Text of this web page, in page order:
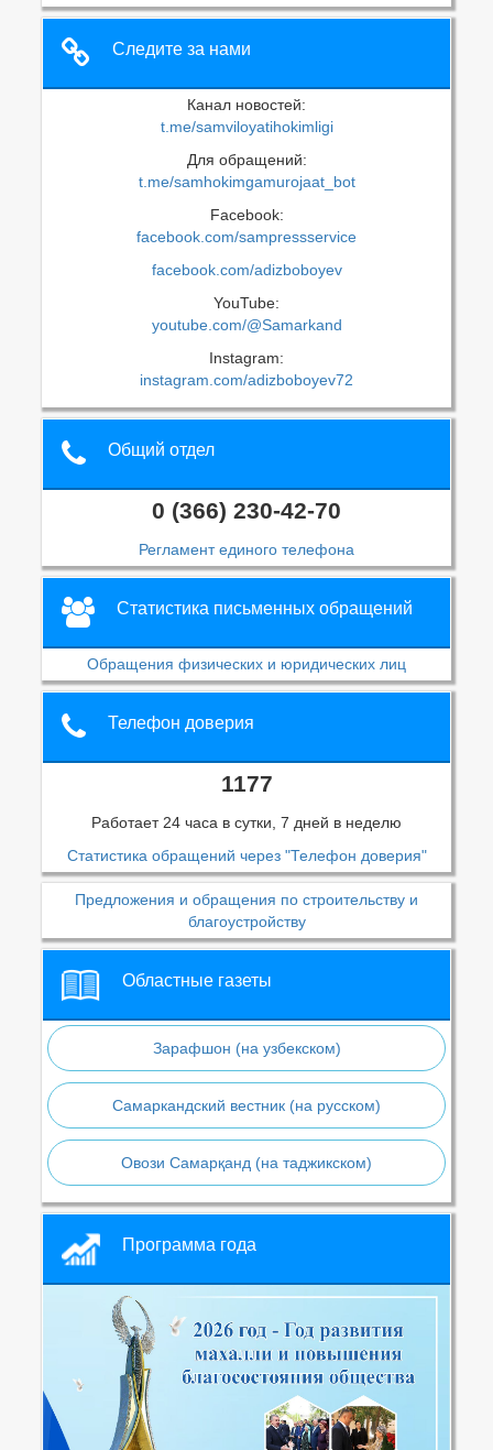
Следите за нами
Канал новостей:
t.me/samviloyatihokimligi
Для обращений:
t.me/samhokimgamurojaat_bot
Facebook:
facebook.com/sampressservice
facebook.com/adizboboyev
YouTube:
youtube.com/@Samarkand
Instagram:
instagram.com/adizboboyev72
Общий отдел
0 (366) 230-42-70
Регламент единого телефона
Статистика письменных обращений
Обращения физических и юридических лиц
Телефон доверия
1177
Работает 24 часа в сутки, 7 дней в неделю
Статистика обращений через "Телефон доверия"
Предложения и обращения по строительству и
благоустройству
Областные газеты
Зарафшон (на узбекском)
Самаркандский вестник (на русском)
Овози Самарқанд (на таджикском)
Программа года